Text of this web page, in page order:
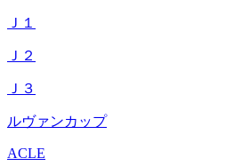
Ｊ１
Ｊ２
Ｊ３
ルヴァンカップ
ACLE